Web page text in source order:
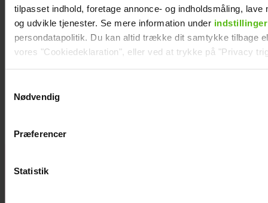
tilpasset indhold, foretage annonce- og indholdsmåling, lave
og udvikle tjenester. Se mere information under indstillinger
persondatapolitik. Du kan altid trække dit samtykke tilbage
vores "Cookiedeklaration", eller ved at trykke på "Privacy
Vi anvender egne cookies og cookies fra tredjeparter til at
generere statistik og huske dine præferencer samt til brug
Nødvendig
Præferencer
Statistik